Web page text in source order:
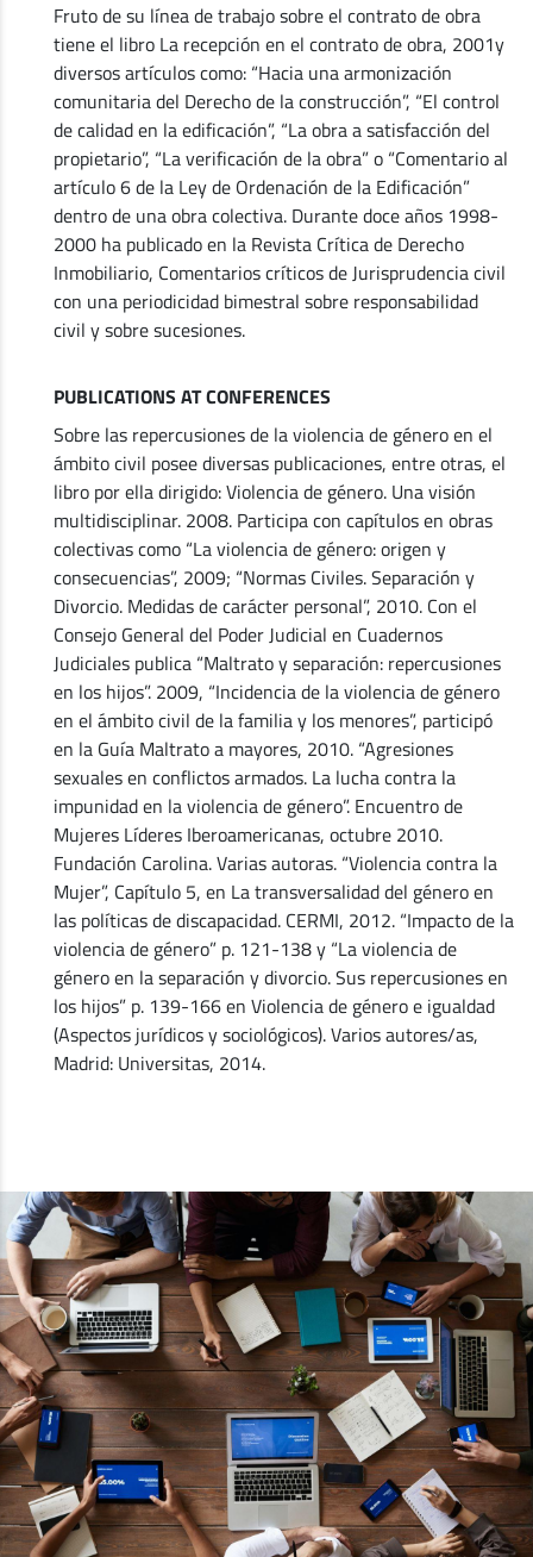
Fruto de su línea de trabajo sobre el contrato de obra
tiene el libro La recepción en el contrato de obra, 2001y
diversos artículos como: “Hacia una armonización
comunitaria del Derecho de la construcción”, “El control
de calidad en la edificación”, “La obra a satisfacción del
propietario”, “La verificación de la obra” o “Comentario al
artículo 6 de la Ley de Ordenación de la Edificación”
dentro de una obra colectiva. Durante doce años 1998-
2000 ha publicado en la Revista Crítica de Derecho
Inmobiliario, Comentarios críticos de Jurisprudencia civil
con una periodicidad bimestral sobre responsabilidad
civil y sobre sucesiones.
PUBLICATIONS AT CONFERENCES
Sobre las repercusiones de la violencia de género en el
ámbito civil posee diversas publicaciones, entre otras, el
libro por ella dirigido: Violencia de género. Una visión
multidisciplinar. 2008. Participa con capítulos en obras
colectivas como “La violencia de género: origen y
consecuencias”, 2009; “Normas Civiles. Separación y
Divorcio. Medidas de carácter personal”, 2010. Con el
Consejo General del Poder Judicial en Cuadernos
Judiciales publica “Maltrato y separación: repercusiones
en los hijos”. 2009, “Incidencia de la violencia de género
en el ámbito civil de la familia y los menores”, participó
en la Guía Maltrato a mayores, 2010. “Agresiones
sexuales en conflictos armados. La lucha contra la
impunidad en la violencia de género”. Encuentro de
Mujeres Líderes Iberoamericanas, octubre 2010.
Fundación Carolina. Varias autoras. “Violencia contra la
Mujer”, Capítulo 5, en La transversalidad del género en
las políticas de discapacidad. CERMI, 2012. “Impacto de la
violencia de género” p. 121-138 y “La violencia de
género en la separación y divorcio. Sus repercusiones en
los hijos” p. 139-166 en Violencia de género e igualdad
(Aspectos jurídicos y sociológicos). Varios autores/as,
Madrid: Universitas, 2014.